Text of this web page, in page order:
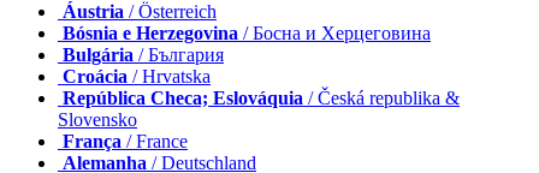
Áustria / Österreich
Bósnia e Herzegovina / Босна и Херцеговина
Bulgária / България
Croácia / Hrvatska
República Checa; Eslováquia / Česká republika &
Slovensko
França / France
Alemanha / Deutschland